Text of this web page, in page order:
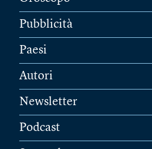
Pubblicità
Paesi
Autori
Newsletter
Podcast